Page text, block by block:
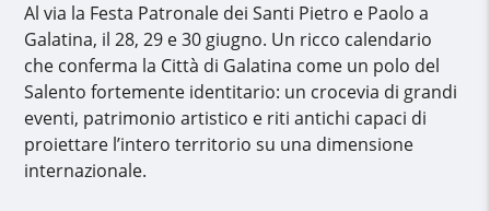
Al via la Festa Patronale dei Santi Pietro e Paolo a
Galatina, il 28, 29 e 30 giugno. Un ricco calendario
che conferma la Città di Galatina come un polo del
Salento fortemente identitario: un crocevia di grandi
eventi, patrimonio artistico e riti antichi capaci di
proiettare l’intero territorio su una dimensione
internazionale.